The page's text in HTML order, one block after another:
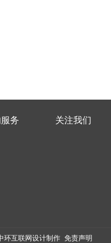
务 关注我们
环互联网设计制作 免责声明